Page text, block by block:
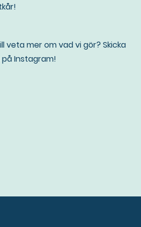
veta mer om vad vi gör? Skicka
Instagram!